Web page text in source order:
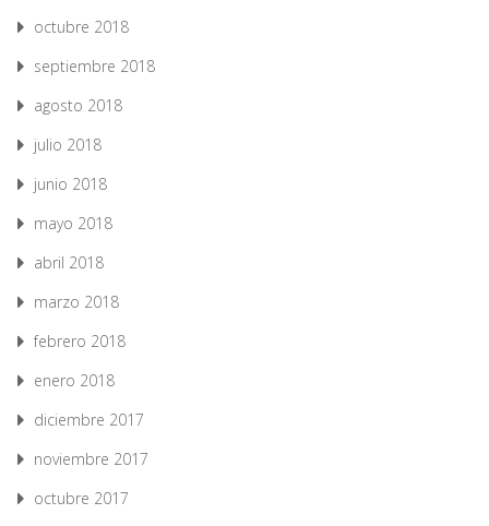
octubre 2018
septiembre 2018
agosto 2018
julio 2018
junio 2018
mayo 2018
abril 2018
marzo 2018
febrero 2018
enero 2018
diciembre 2017
noviembre 2017
octubre 2017